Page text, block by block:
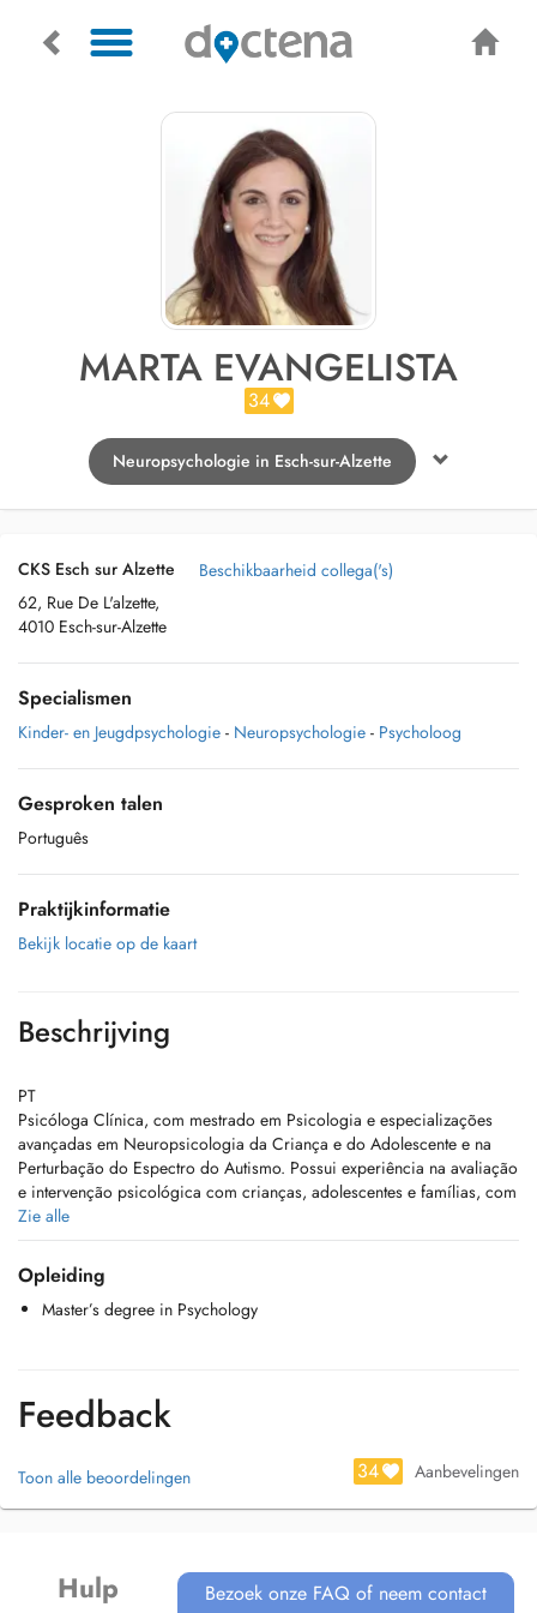
MARTA EVANGELISTA
34
Neuropsychologie in Esch-sur-Alzette
CKS Esch sur Alzette
62, Rue De L'alzette,
4010 Esch-sur-Alzette
Beschikbaarheid collega('s)
Specialismen
Kinder- en Jeugdpsychologie - Neuropsychologie - Psycholoog
Gesproken talen
Português
Praktijkinformatie
Bekijk locatie op de kaart
Beschrijving
PT
Psicóloga Clínica, com mestrado em Psicologia e especializações
avançadas em Neuropsicologia da Criança e do Adolescente e na
Perturbação do Espectro do Autismo. Possui experiência na avaliação
e intervenção psicológica com crianças, adolescentes e famílias, com
especial enfoque nas perturbações do neurodesenvolvimento, como o
autismo, o défice de atenção, dificuldades de aprendizagem e
regulação emocional.
Desenvolve uma prática baseada na evidência científica, integrando
conhecimentos da neurociência, da psicologia do desenvolvimento e
desenvolvimento global.
Clinical Psychologist, with a Masters degree in Psychology and
advanced specialisations in Child and Adolescent Neuropsychology
with a particular focus on neurodevelopmental conditions such as
autism, attention deficit disorders, learning difficulties and emotional
Zie alle
Opleiding
Master’s degree in Psychology
Feedback
Toon alle beoordelingen 34 Aanbevelingen
Hulp
Bezoek onze FAQ of neem contact